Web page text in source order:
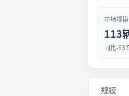
市场规模
113
同比-
规模